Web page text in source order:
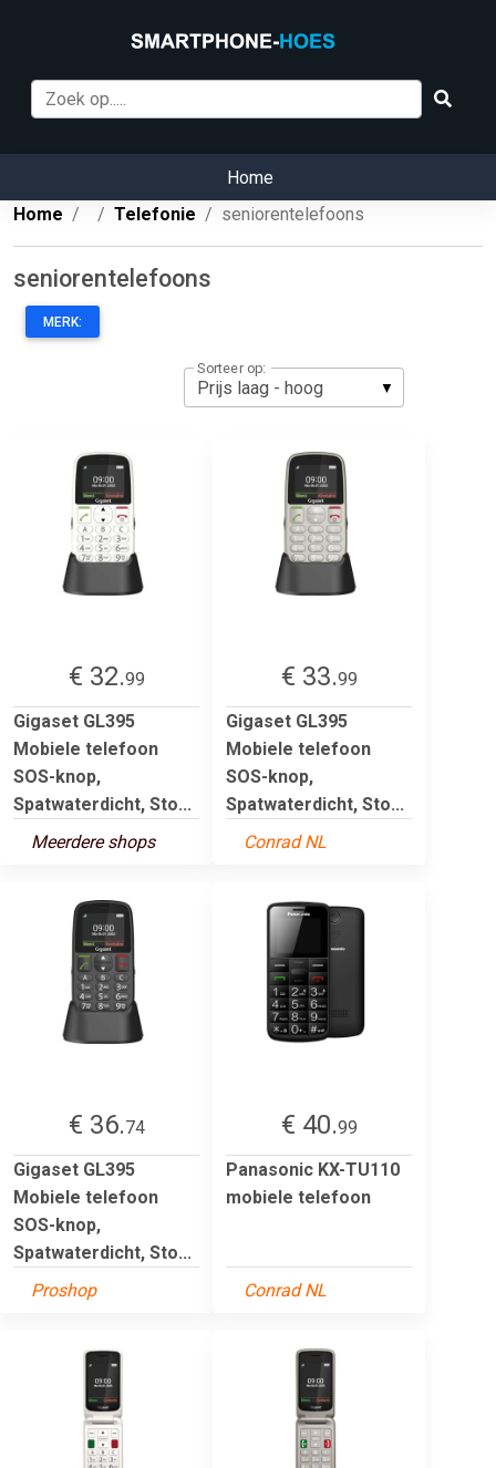
Home
Home
Telefonie seniorentelefoons
seniorentelefoons
MERK:
Sorteer op:
€ 32.99
Gigaset GL395
Mobiele telefoon
SOS-knop,
Spatwaterdicht, Sto...
Meerdere shops
€ 33.99
Gigaset GL395
Mobiele telefoon
SOS-knop,
Spatwaterdicht, Sto...
Conrad NL
€ 36.74
Gigaset GL395
Mobiele telefoon
SOS-knop,
Spatwaterdicht, Sto...
Proshop
€ 40.99
Panasonic KX-TU110
mobiele telefoon
Conrad NL